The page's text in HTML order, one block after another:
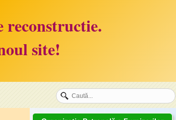
reconstructie.
site!